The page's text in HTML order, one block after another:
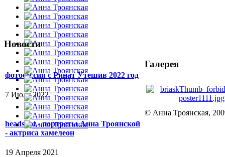
Новости
фотосессия с Ринат Утешив 2022 год
7 Июля 2022
headshot - портреты Анна Троянской
- актриса хамелеон
19 Апреля 2021
Галерея
© Анна Троянская,